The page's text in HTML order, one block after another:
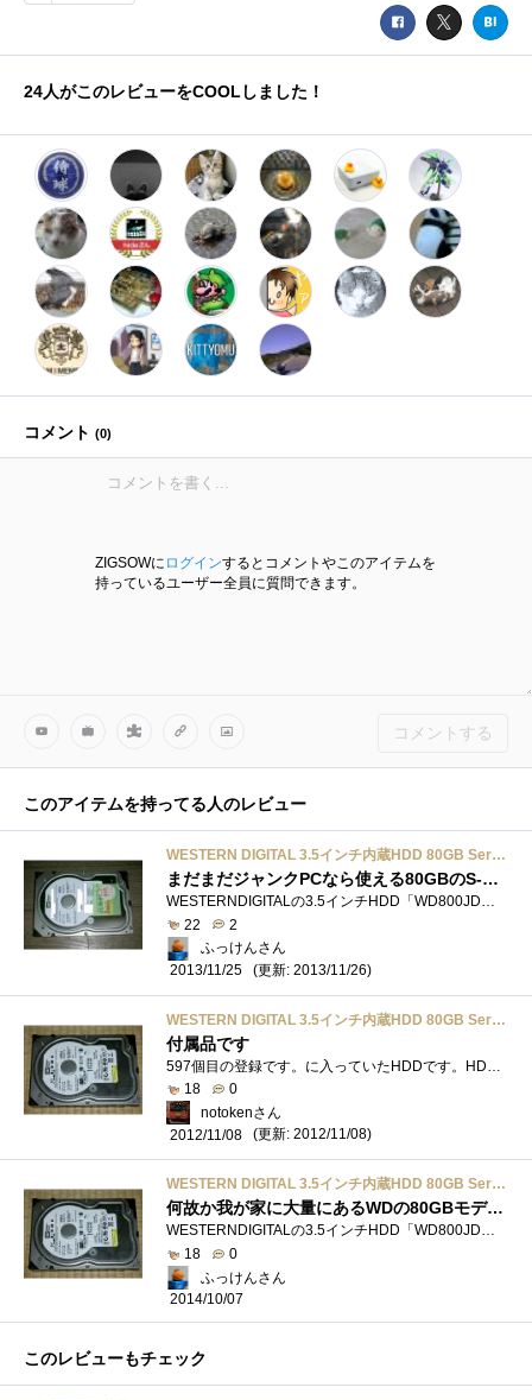
24人がこのレビューをCOOLしました！
コメント (0)
ZIGSOWに ログインするとコメントやこのアイテムを
持っているユーザー全員に質問できます。
コメントする
このアイテムを持ってる人のレビュー
WESTERN DIGITAL 3.5インチ内蔵HDD 80GB Serial-ATA300 7200rpm 8.9ms 8MB WD800JD
まだまだジャンクPCなら使える80GBのS-ATAハードディスク(；=ﾟωﾟ)=333
WESTERNDIGITALの3.5インチHDD「WD800JD」です。PC-NETで購入したか、同店のジャンク袋に入っていたものです(；=ﾟωﾟ)=333【サイズ】3.5インチ【記録容量�...
22
2
ふっけんさん
2013/11/25
(更新: 2013/11/26)
WESTERN DIGITAL 3.5インチ内蔵HDD 80GB Serial-ATA300 7200rpm 8.9ms 8MB WD800JD
付属品です
18
0
notokenさん
2012/11/08
(更新: 2012/11/08)
WESTERN DIGITAL 3.5インチ内蔵HDD 80GB Serial-ATA300 7200rpm 8.9ms 8MB WD800JD
何故か我が家に大量にあるWDの80GBモデル(;＝ﾟωﾟ)＝333
WESTERNDIGITALの3.5インチHDD「WD800JD」です。友人のPCのトラブルを見に行った際に戴きました(；=ﾟωﾟ)=３３３【サイズ】3.5インチ【記録容量】80GB【�...
18
0
ふっけんさん
2014/10/07
このレビューもチェック